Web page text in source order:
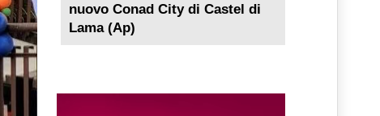
nuovo Conad City di Castel di
Lama (Ap)